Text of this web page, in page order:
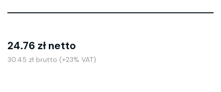
24.76 zł netto
30.45 zł brutto (+23% VAT)